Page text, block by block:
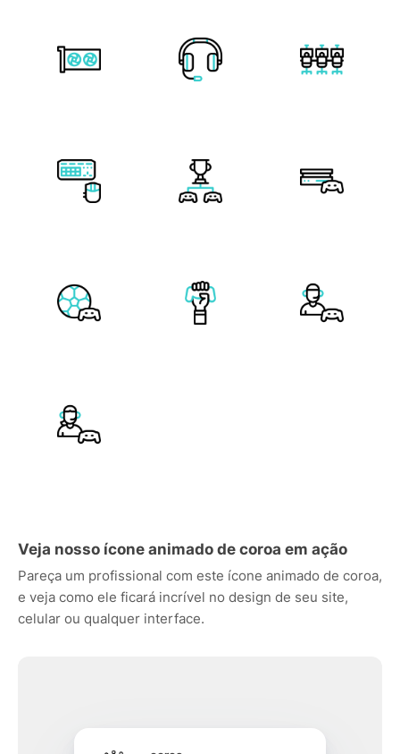
Veja nosso ícone animado de coroa em ação
Pareça um profissional com este ícone animado de coroa,
e veja como ele ficará incrível no design de seu site,
celular ou qualquer interface.